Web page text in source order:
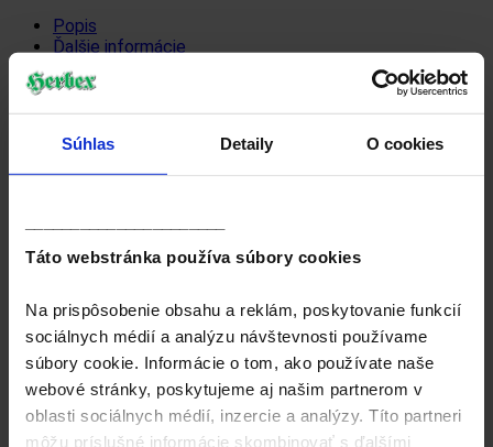
Súhlas Detaily O cookies
Táto webstránka používa súbory cookies
Na prispôsobenie obsahu a reklám, poskytovanie funkcií
sociálnych médií a analýzu návštevnosti používame
súbory cookie. Informácie o tom, ako používate naše
webové stránky, poskytujeme aj našim partnerom v
oblasti sociálnych médií, inzercie a analýzy. Títo partneri
môžu príslušné informácie skombinovať s ďalšími
Popis
Ďalšie informácie
Popis
Popis
pestrej a vyváženej stravy a zdravého životného štýlu.
Uskladňujte na suchom a tmavom mieste, mimo dosah
Ďalšie informácie
Ďalšie informácie